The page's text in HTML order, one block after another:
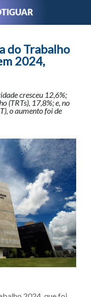
do Trabalho
2024,
cresceu 12,6%;
(TRTs), 17,8%; e, no
o aumento foi de